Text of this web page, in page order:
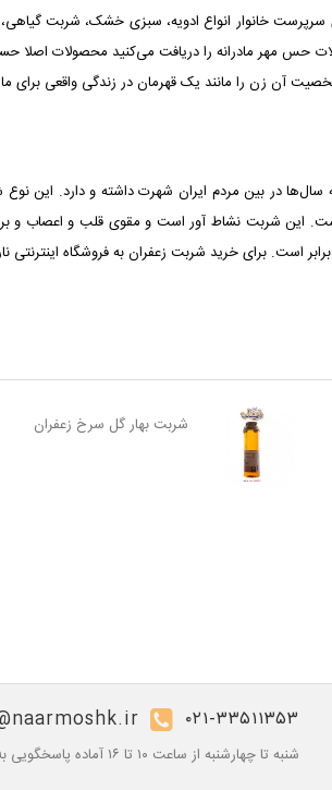
خانوار انواع ادویه، سبزی خشک، شربت
حس مهر مادرانه را دریافت می‌کنید محصولات
آن زن را مانند یک قهرمان در زندگی واقعی
در بین مردم ایران شهرت داشته و دارد. این
این شربت نشاط آور است و مقوی قلب و اعصاب و
است. برای خرید شربت زعفران بهفروشگاه اینترنتی
شربت بهار گل سرخ زعفران
۰۲۱-۳۳۵۱۱۳۵۳
شنبه تا چهارشنبه از ساعت ۱۰ تا ۱۶ آماده پاسخگویی به شما عزیزان هستیم.